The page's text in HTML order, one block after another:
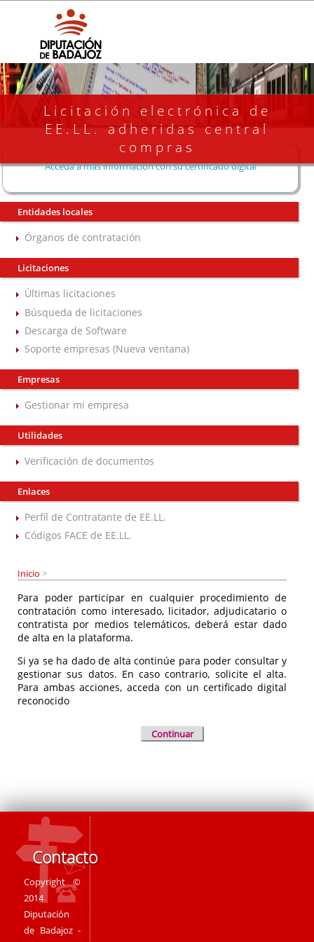
Licitación electrónica de
EE.LL. adheridas central
compras
Acceda a más información con su certificado digital
Entidades locales
Órganos de contratación
Licitaciones
Últimas licitaciones
Búsqueda de licitaciones
Descarga de Software
Soporte empresas (Nueva ventana)
Empresas
Gestionar mi empresa
Utilidades
Verificación de documentos
Enlaces
Perfil de Contratante de EE.LL.
Códigos FACE de EE.LL.
Inicio >
Para poder participar en cualquier procedimiento de
contratación como interesado, licitador, adjudicatario o
contratista por medios telemáticos, deberá estar dado
de alta en la plataforma.
Si ya se ha dado de alta continúe para poder consultar y
gestionar sus datos. En caso contrario, solicite el alta.
Para ambas acciones, acceda con un certificado digital
reconocido
Continuar
Contacto
Copyright ©
2014
Diputación
de Badajoz -